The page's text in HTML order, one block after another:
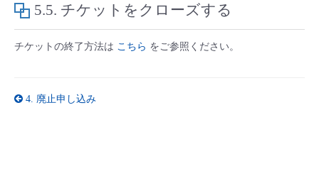
5.5. チケットをクローズする
チケットの終了方法は こちら をご参照ください。
4. 廃止申し込み